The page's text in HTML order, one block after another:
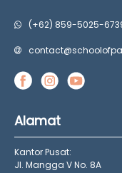
(+62) 859-5025-
Alamat
Kantor Pusat:
Jl. Mangga V No. 8A